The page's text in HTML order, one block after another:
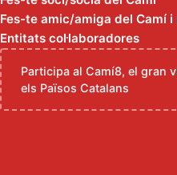
Fes-te amic/amiga del Camí
Entitats col·laboradores
Participa al Camí8, el gran
els Països Catalans